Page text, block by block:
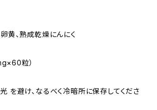
卵黄、熟成乾燥にんにく
粒）
を避け、なるべく冷暗所に保存してくださ